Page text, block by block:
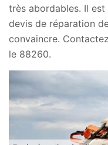
très abordables. Il
devis de réparation
convaincre.
le 88260.